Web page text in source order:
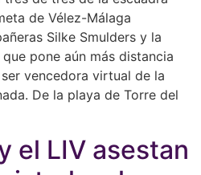
de Vélez-Málaga
Silke Smulders y la
pone aún más distancia
vencedora virtual de la
De la playa de Torre del
el LIV asestan